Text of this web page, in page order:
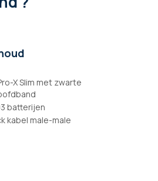
X Slim met zwarte
batterijen
kabel male-male